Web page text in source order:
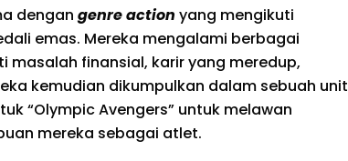
dengan genreaction yang mengikuti
emas. Mereka mengalami berbagai
masalah finansial, karir yang meredup,
kemudian dikumpulkan dalam sebuah unit
“Olympic Avengers” untuk melawan
mereka sebagai atlet.